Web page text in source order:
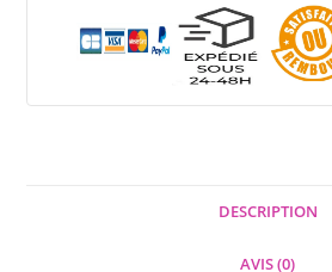
DESCRIPTION
AVIS (0)